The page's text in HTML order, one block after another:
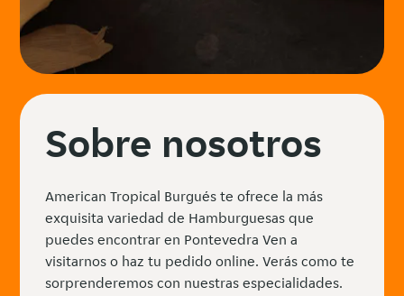
Sobre nosotros
American Tropical Burgués te ofrece la más
exquisita variedad de Hamburguesas que
puedes encontrar en Pontevedra Ven a
visitarnos o haz tu pedido online. Verás como te
sorprenderemos con nuestras especialidades.